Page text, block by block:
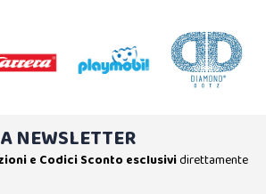
NEWSLETTER
e Codici Sconto esclusividirettamente